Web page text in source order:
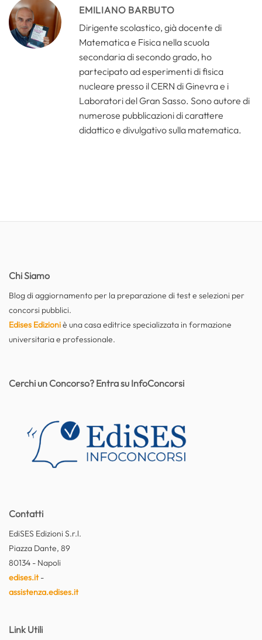
EMILIANO BARBUTO
Dirigente scolastico, già docente di
Matematica e Fisica nella scuola
secondaria di secondo grado, ho
partecipato ad esperimenti di fisica
nucleare presso il CERN di Ginevra e i
Laboratori del Gran Sasso. Sono autore di
numerose pubblicazioni di carattere
didattico e divulgativo sulla matematica.
Chi Siamo
Blog di aggiornamento per la preparazione di test e selezioni per
concorsi pubblici.
Edises Edizioniè una casa editrice specializzata in formazione
universitaria e professionale.
Contatti
EdiSES Edizioni S.r.l.
Piazza Dante, 89
80134 - Napoli
edises.it-
assistenza.edises.it
Link Utili
Cerchi un Concorso? Entra su InfoConcorsi